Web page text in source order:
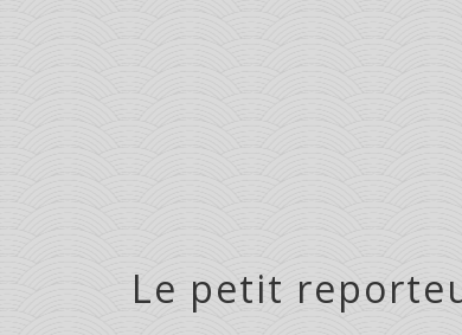
Le petit